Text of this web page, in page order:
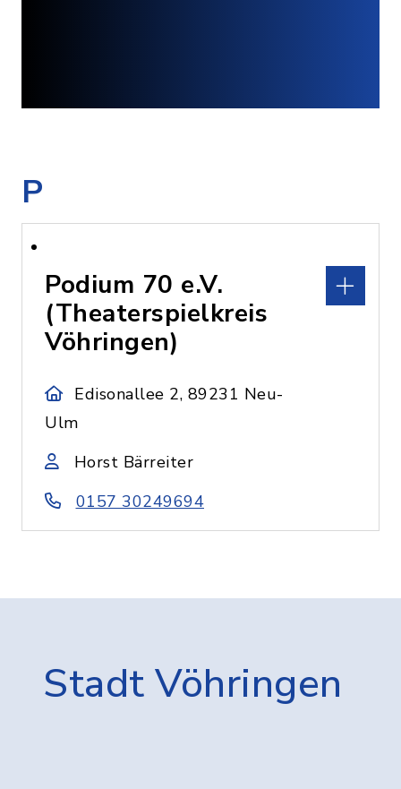
P
Podium 70 e.V.
(Theaterspielkreis
Vöhringen)
Edisonallee 2, 89231 Neu-
Ulm
Horst Bärreiter
0157 30249694
Stadt Vöhringen